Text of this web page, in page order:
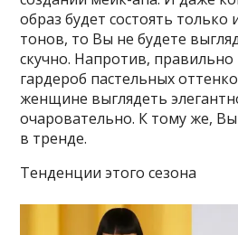
образ будет состоять только
тонов, то Вы не будете
скучно. Напротив,
гардероб пастельных
женщине выглядеть
очаровательно. К тому же,
в тренде.
Тенденции этого сезона